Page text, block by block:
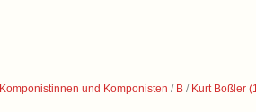
Komponistinnen und Komponisten / B / Kurt Boßler